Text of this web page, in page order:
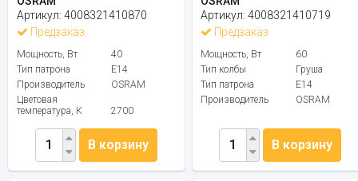
Артикул: 4008321410870
Предзаказ
Мощность, Вт
40
Тип патрона
E14
Производитель
OSRAM
Цветовая
температура, К
2700
В корзину
Артикул:4008321410719
Предзаказ
Мощность, Вт
60
Тип колбы
Груша
Тип патрона
E14
Производитель
OSRAM
В корзину